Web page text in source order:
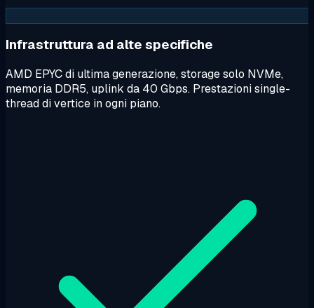
Infrastruttura ad alte specifiche
AMD EPYC di ultima generazione, storage solo NVMe,
memoria DDR5, uplink da 40 Gbps. Prestazioni single-
thread di vertice in ogni piano.